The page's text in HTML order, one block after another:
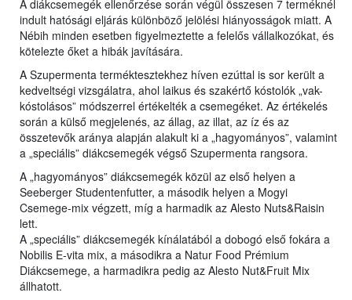
A diákcsemegék ellenőrzése során végül összesen 7 terméknél
indult hatósági eljárás különböző jelölési hiányosságok miatt. A
Nébih minden esetben figyelmeztette a felelős vállalkozókat, és
kötelezte őket a hibák javítására.
A Szupermenta terméktesztekhez híven ezúttal is sor került a
kedveltségi vizsgálatra, ahol laikus és szakértő kóstolók „vak-
kóstolásos” módszerrel értékelték a csemegéket. Az értékelés
során a külső megjelenés, az állag, az illat, az íz és az
összetevők aránya alapján alakult ki a „hagyományos”, valamint
a „speciális” diákcsemegék végső Szupermenta rangsora.
A „hagyományos” diákcsemegék közül az első helyen a
Seeberger Studentenfutter, a második helyen a Mogyi
Csemege-mix végzett, míg a harmadik az Alesto Nuts&Raisin
lett.
A „speciális” diákcsemegék kínálatából a dobogó első fokára a
Nobilis E-vita mix, a másodikra a Natur Food Prémium
Diákcsemege, a harmadikra pedig az Alesto Nut&Fruit Mix
állhatott.